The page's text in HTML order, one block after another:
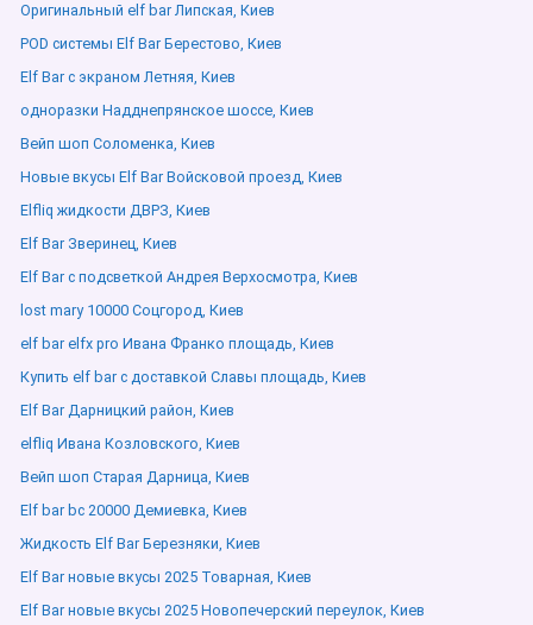
Оригинальный elf bar Липская, Киев
POD системы Elf Bar Берестово, Киев
Elf Bar с экраном Летняя, Киев
одноразки Надднепрянское шоссе, Киев
Вейп шоп Соломенка, Киев
Новые вкусы Elf Bar Войсковой проезд, Киев
Elfliq жидкости ДВРЗ, Киев
Elf Bar Зверинец, Киев
Elf Bar с подсветкой Андрея Верхосмотра, Киев
lost mary 10000 Соцгород, Киев
elf bar elfx pro Ивана Франко площадь, Киев
Купить elf bar с доставкой Славы площадь, Киев
Elf Bar Дарницкий район, Киев
elfliq Ивана Козловского, Киев
Вейп шоп Старая Дарница, Киев
Elf bar bc 20000 Демиевка, Киев
Жидкость Elf Bar Березняки, Киев
Elf Bar новые вкусы 2025 Товарная, Киев
Elf Bar новые вкусы 2025 Новопечерский переулок, Киев